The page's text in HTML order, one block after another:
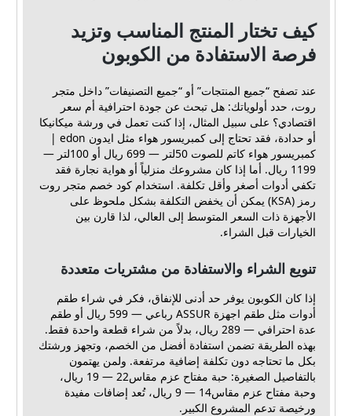
كيف تختار المنتج المناسب وتزيد
فرصة الاستفادة من الكوبون
عند تصفح “جميع المنتجات” أو “جميع التصنيفات” داخل متجر
روت، حدد أولوياتك: هل تبحث عن جودة احترافية أم سعر
اقتصادي؟ على سبيل المثال، إذا كنت تعمل في ورشة ميكانيكا
أو حدادة، فقد تحتاج إلى كمبريسور هواء مثل ايدون edon |
كمبريسور هواء كاتم للصوت 50لتر — 699 ريال أو 100لتر —
1199 ريال. أما إذا كان مشروعك منزلياً أو هواية نجارة فقد
تكفي أدوات أصغر وأقل تكلفة. استخدام كود خصم متجر روت
رمز (KSA) يمكن أن يخفض التكلفة بشكل ملحوظ على
الأجهزة ذات السعر المتوسط إلى العالي، لذا قارن بين
الخيارات قبل الشراء.
تنويع الشراء والاستفادة من مشتريات متعددة
إذا كان الكوبون يوفر حد أدنى للإنفاق، فكر في شراء طقم
أدوات مثل طقم اجهزة ASSUR رباعي — 599 ريال أو طقم
عدة احترافي — 289 ريال، بدلاً من شراء قطعة واحدة فقط.
بهذه الطريقة تضمن استفادة أفضل من الخصم، وتجهز ورشتك
بكل ما تحتاجه دون تكلفة إضافية مرتفعة. ولمن يهتمون
بالتفاصيل الصغيرة: حبة مفتاح عزم مقاس22 — 19 ريال،
وحبة مفتاح عزم مقاس14 — 9 ريال، تُعد إضافات مفيدة
ورخيصة تدعم المشروع الكبير.